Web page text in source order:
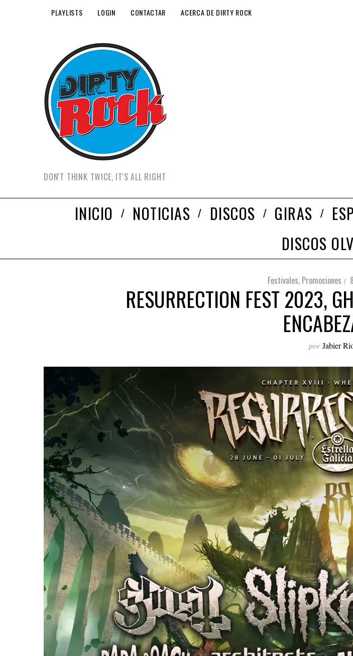
PLAYLISTS LOGIN CONTACTAR ACERCA DE DIRTY ROCK
DON'T THINK TWICE, IT'S ALL RIGHT
INICIO NOTICIAS DISCOS GIRAS
DISCOS
Festivales, Promociones
RESURRECTION FEST 2023,
por Jabier